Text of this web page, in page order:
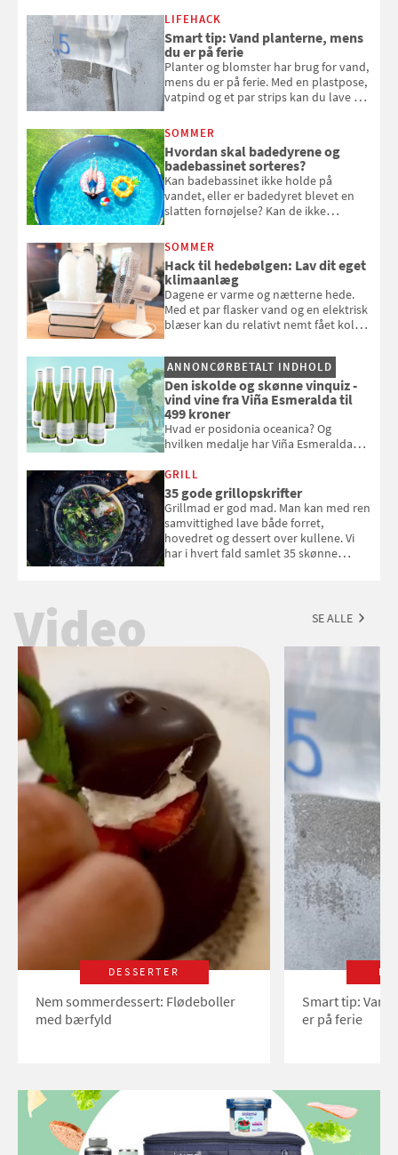
kan bruge dine hindbær i alt fra
bagværk og salater til is og syltning.
LIFEHACK
Smart tip: Vand planterne, mens
du er på ferie
Planter og blomster har brug for vand,
mens du er på ferie. Med en plastpose,
vatpind og et par strips kan du lave dit
at bede naboen om at vande eller
komme hjem til døde planter
SOMMER
Hvordan skal badedyrene og
badebassinet sorteres?
Kan badebassinet ikke holde på
vandet, eller er badedyret blevet en
slatten fornøjelse? Kan de ikke
opmærksom, når du smider
badebassinet eller et badedyr ud
SOMMER
Hack til hedebølgen: Lav dit eget
klimaanlæg
Dagene er varme og nætterne hede.
Med et par flasker vand og en elektrisk
blæser kan du relativt nemt fået koldt
og se, hvordan du gør
ANNONCØRBETALT INDHOLD
Den iskolde og skønne vinquiz -
vind vine fra Viña Esmeralda til
499 kroner
Hvad er posidonia oceanica? Og
hvilken medalje har Viña Esmeralda
med i Samvirkes skønne vinquiz, hvor
du kan vinde 6 flasker vin fra Viña
Esmeralda. Konkurrencen slutter 1.
september 2026.
GRILL
35 gode grillopskrifter
Grillmad er god mad. Man kan med ren
samvittighed lave både forret,
hovedret og dessert over kullene. Vi
har i hvert fald samlet 35 skønne
Video SE ALLE
DESSERTER
Nem sommerdessert: Flødeboller
med bærfyld
Smart tip:
er på ferie